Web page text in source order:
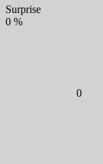
Surprise
0 %
0